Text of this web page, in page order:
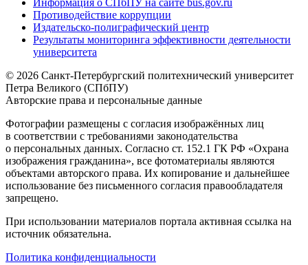
Информация о СПбПУ на сайте bus.gov.ru
Противодействие коррупции
Издательско-полиграфический центр
Результаты мониторинга эффективности деятельности
университета
© 2026 Санкт-Петербургский политехнический университет
Петра Великого (СПбПУ)
Авторские права и персональные данные
Фотографии размещены с согласия изображённых лиц
в соответствии с требованиями законодательства
о персональных данных. Согласно ст. 152.1 ГК РФ «Охрана
изображения гражданина», все фотоматериалы являются
объектами авторского права. Их копирование и дальнейшее
использование без письменного согласия правообладателя
запрещено.
При использовании материалов портала активная ссылка на
источник обязательна.
Политика конфиденциальности